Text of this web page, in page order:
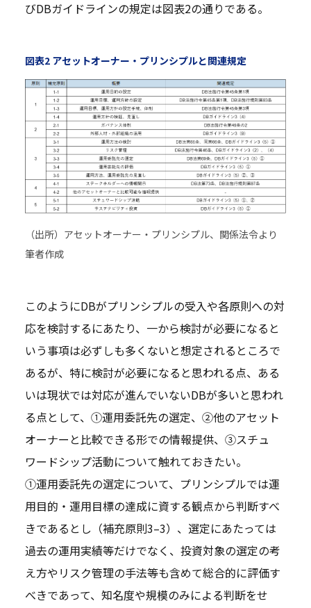
びDBガイドラインの規定は図表2の通りである。
図表2 アセットオーナー・プリンシプルと関連規定
（出所）アセットオーナー・プリンシプル、関係法令より
筆者作成
このようにDBがプリンシプルの受入や各原則への対
応を検討するにあたり、一から検討が必要になると
いう事項は必ずしも多くないと想定されるところで
あるが、特に検討が必要になると思われる点、ある
いは現状では対応が進んでいないDBが多いと思われ
る点として、①運用委託先の選定、②他のアセット
オーナーと比較できる形での情報提供、③スチュ
ワードシップ活動について触れておきたい。
①運用委託先の選定について、プリンシプルでは運
用目的・運用目標の達成に資する観点から判断すべ
きであるとし（補充原則3–3）、選定にあたっては
過去の運用実績等だけでなく、投資対象の選定の考
え方やリスク管理の手法等も含めて総合的に評価す
べきであって、知名度や規模のみによる判断をせ